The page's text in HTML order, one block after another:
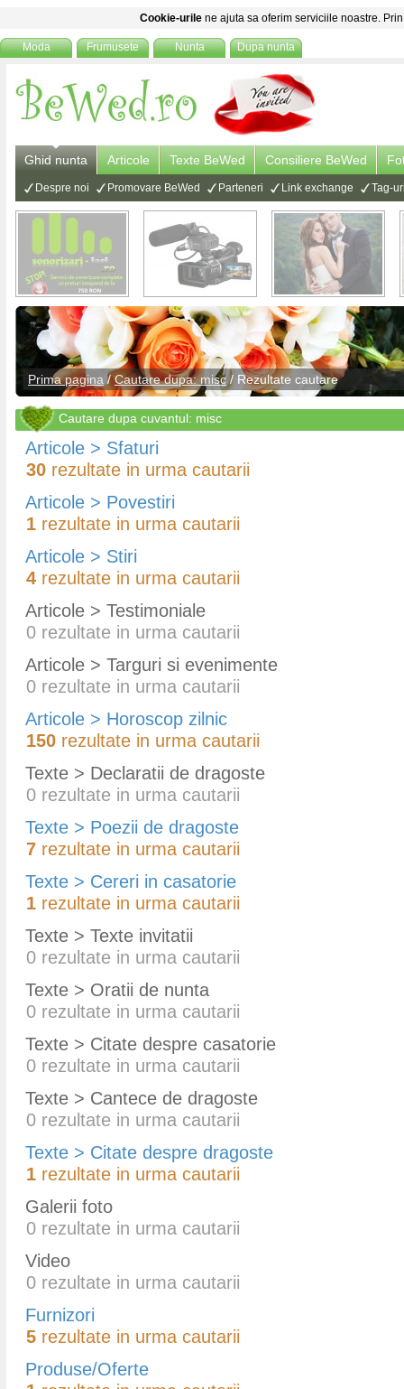
Cookie-urile ne ajuta sa oferim serviciile noastre.
Moda Frumusete Nunta Dupa nunta
Ghid nunta Articole Texte BeWed Consiliere BeWed
Despre noi Promovare BeWed Parteneri Link exchange Tag-
Prima pagina /Cautare dupa: misc/ Rezultate cautare
Cautare dupa cuvantul: misc
Articole > Sfaturi
30 rezultate in urma cautarii
Articole > Povestiri
1 rezultate in urma cautarii
Articole > Stiri
4 rezultate in urma cautarii
Articole > Testimoniale
0 rezultate in urma cautarii
Articole > Targuri si evenimente
0 rezultate in urma cautarii
Articole > Horoscop zilnic
150 rezultate in urma cautarii
Texte > Declaratii de dragoste
0 rezultate in urma cautarii
Texte > Poezii de dragoste
7 rezultate in urma cautarii
Texte > Cereri in casatorie
1 rezultate in urma cautarii
Texte > Texte invitatii
0 rezultate in urma cautarii
Texte > Oratii de nunta
0 rezultate in urma cautarii
Texte > Citate despre casatorie
0 rezultate in urma cautarii
Texte > Cantece de dragoste
0 rezultate in urma cautarii
Texte > Citate despre dragoste
1 rezultate in urma cautarii
Galerii foto
0 rezultate in urma cautarii
Video
0 rezultate in urma cautarii
Furnizori
5 rezultate in urma cautarii
Produse/Oferte